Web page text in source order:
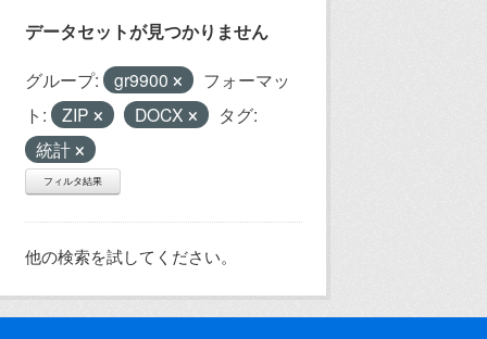
データセットが見つかりません
グループ: gr9900
フォーマッ
ト:
ZIP DOCX
タグ:
統計
フィルタ結果
他の検索を試してください。